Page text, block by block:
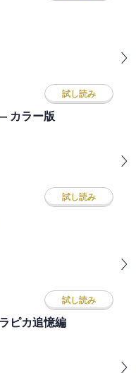
試し読み
カラー版
試し読み
試し読み
ピカ追憶編